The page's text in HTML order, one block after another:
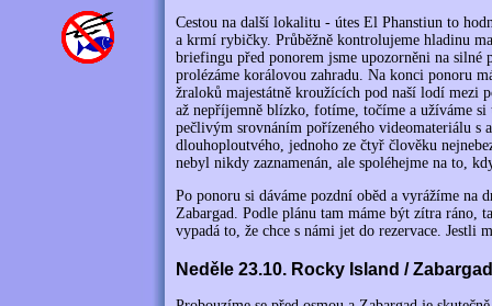
Cestou na další lokalitu - útes El Phanstiun to
a krmí rybičky. Průběžně kontrolujeme hladinu
briefingu před ponorem jsme upozorněni na silné
prolézáme korálovou zahradu. Na konci ponoru
žraloků majestátně kroužících pod naší lodí mezi
až nepříjemně blízko, fotíme, točíme a užíváme
pečlivým srovnáním pořízeného videomateriálu s
dlouhoploutvého, jednoho ze čtyř člověku
nebyl nikdy zaznamenán, ale spoléhejme na to,
Po ponoru si dáváme pozdní oběd a vyrážíme na
Zabargad. Podle plánu tam máme být zítra ráno,
vypadá to, že chce s námi jet do rezervace. Jestli
Neděle 23.10. Rocky Island / Zabargad